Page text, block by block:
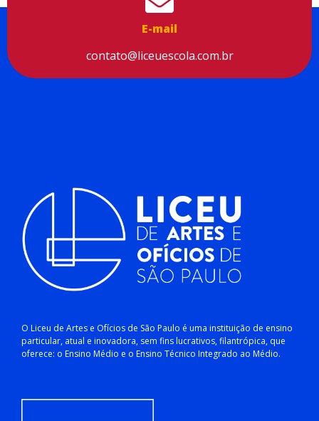
E-mail
contato@liceuescola.com.br
O Liceu de Artes e Ofícios de São Paulo é uma instituição de ensino
particular, atual e inovadora, sem fins lucrativos, filantrópica, que
oferece: o Ensino Médio e o Ensino Técnico Integrado ao Médio.